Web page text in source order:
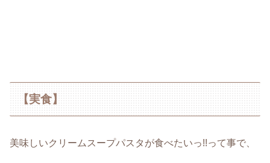
【実食】
美味しいクリームスープパスタが食べたいっ!!って事で、